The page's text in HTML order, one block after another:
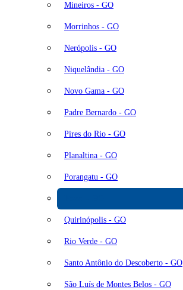
Mineiros - GO
Morrinhos - GO
Nerópolis - GO
Niquelândia - GO
Novo Gama - GO
Padre Bernardo - GO
Pires do Rio - GO
Planaltina - GO
Porangatu - GO
Quirinópolis - GO
Rio Verde - GO
Santo Antônio do Descoberto - GO
São Luís de Montes Belos - GO